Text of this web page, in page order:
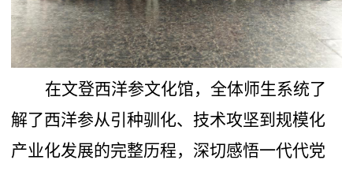
在文登西洋参文化馆，全体师生系统了
解了西洋参从引种驯化、技术攻坚到规模化
产业化发展的完整历程，深切感悟一代代党